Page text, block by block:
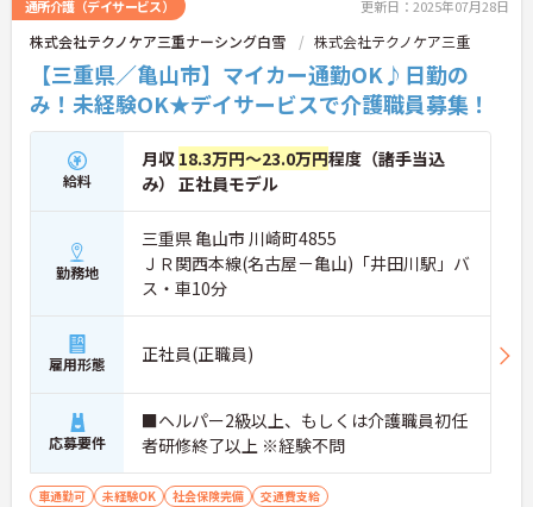
通所介護（デイサービス） 更新日：2025年07月28日
株式会社テクノケア三重ナーシング白雪 株式会社テクノケア三重
【三重県／亀山市】マイカー通勤OK♪日勤の
み！未経験OK★デイサービスで介護職員募集！
給料
月収 18.3万円～23.0万円程度（諸手当込
み） 正社員モデル
勤務地
三重県 亀山市 川崎町4855
ＪＲ関西本線(名古屋－亀山)「井田川駅」バ
ス・車10分
雇用形態 正社員(正職員)
応募要件
■ヘルパー2級以上、もしくは介護職員初任
者研修終了以上 ※経験不問
車通勤可 未経験OK 社会保険完備 交通費支給